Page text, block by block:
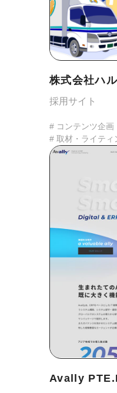
株式会社ハ
採用サイト
# コンテンツ企画
# 取材・ライティ
Avally